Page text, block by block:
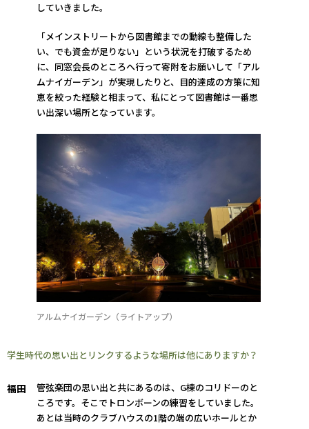
していきました。
「メインストリートから図書館までの動線も整備した
い、でも資金が足りない」という状況を打破するため
に、同窓会長のところへ行って寄附をお願いして「アル
ムナイガーデン」が実現したりと、目的達成の方策に知
恵を絞った経験と相まって、私にとって図書館は一番思
い出深い場所となっています。
アルムナイガーデン（ライトアップ）
学生時代の思い出とリンクするような場所は他にありますか？
福田
管弦楽団の思い出と共にあるのは、G棟のコリドーのと
ころです。そこでトロンボーンの練習をしていました。
あとは当時のクラブハウスの1階の端の広いホールとか